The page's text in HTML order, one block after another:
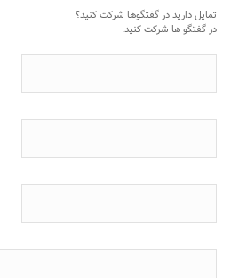
تمایل دارید در گفتگوها شرکت کنید؟
در گفتگو ها شرکت کنید.